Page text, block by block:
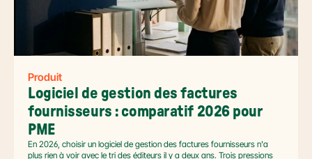
Produit
Logiciel de gestion des factures
fournisseurs : comparatif 2026 pour
PME
En 2026, choisir un logiciel de gestion des factures fournisseurs n'a
plus rien à voir avec le tri des éditeurs il y a deux ans. Trois pressions